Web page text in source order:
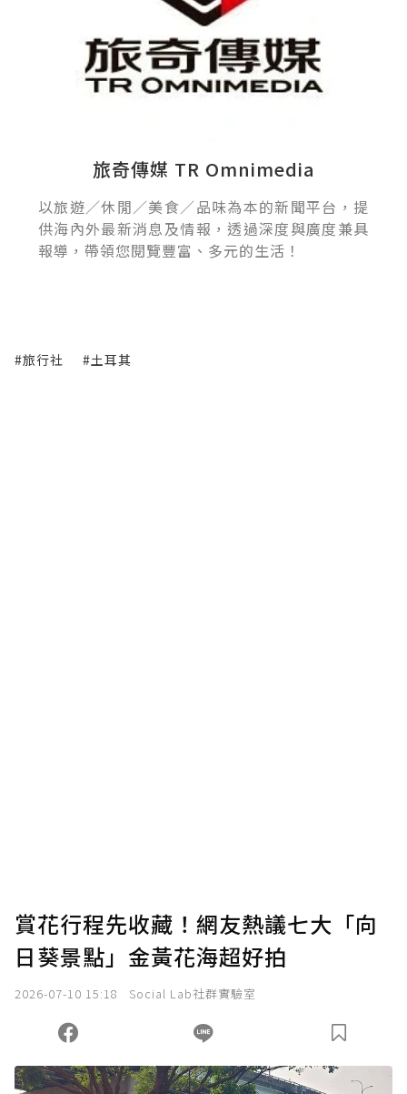
旅奇傳媒 TR Omnimedia
以旅遊／休閒／美食／品味為本的新聞平台，提
供海內外最新消息及情報，透過深度與廣度兼具
報導，帶領您閱覽豐富、多元的生活！
#旅行社 #土耳其
賞花行程先收藏！網友熱議七大「向
日葵景點」金黃花海超好拍
2026-07-10 15:18 Social Lab社群實驗室